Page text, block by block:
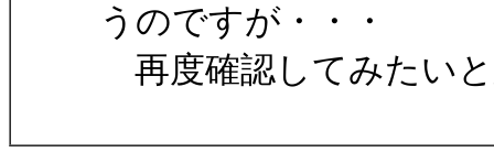
うのですが・・・
再度確認してみたい